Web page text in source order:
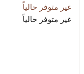
غير متوفر حالياً
غير متوفر حالياً